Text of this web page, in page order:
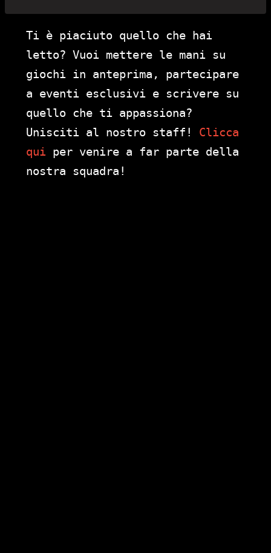
Ti è piaciuto quello che hai
letto? Vuoi mettere le mani su
giochi in anteprima, partecipare
a eventi esclusivi e scrivere su
quello che ti appassiona?
Unisciti al nostro staff! Clicca
qui per venire a far parte della
nostra squadra!